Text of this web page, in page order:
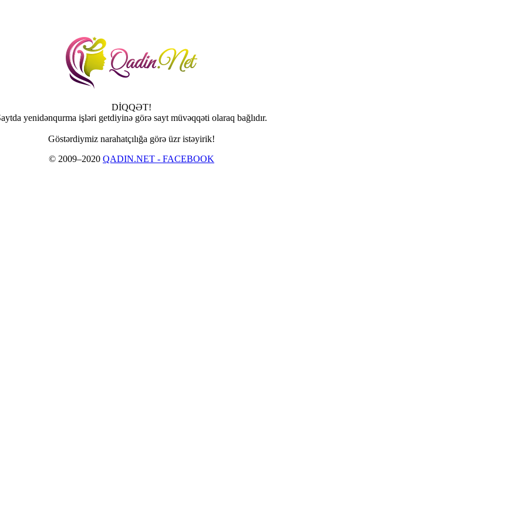
DİQQƏT!
yenidənqurma işləri getdiyinə görə sayt müvəqqəti olaraq bağlıdır.
Göstərdiymiz narahatçılığa görə üzr istəyirik!
© 2009–2020 QADIN.NET - FACEBOOK